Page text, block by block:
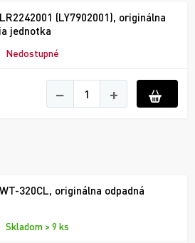
(LY7902001), originálna
jednotka
Nedostupné
− +
320CL, originálna odpadná
Skladom > 9 ks